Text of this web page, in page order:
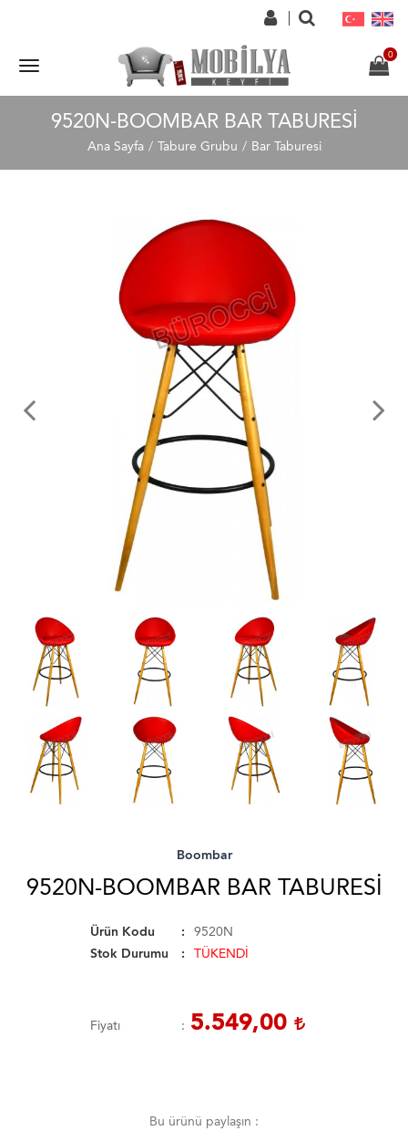
9520N-BOOMBAR BAR TABURESI
Ana Sayfa Tabure Grubu Bar Taburesi
Boombar
9520N-BOOMBAR BAR TABURESI
Ürün Kodu
9520N
Stok Durumu
TÜKENDİ
Fiyatı 5.549,00
Bu ürünü paylaşın :